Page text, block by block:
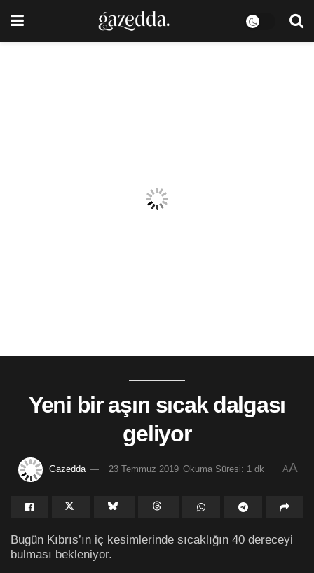
Yeni bir aşırı sıcak dalgası
geliyor
Gazedda 23 Temmuz 2019 Okuma Süresi: 1 dk AA
Bugün Kıbrıs’ın iç kesimlerinde sıcaklığın 40 dereceyi
bulması bekleniyor.